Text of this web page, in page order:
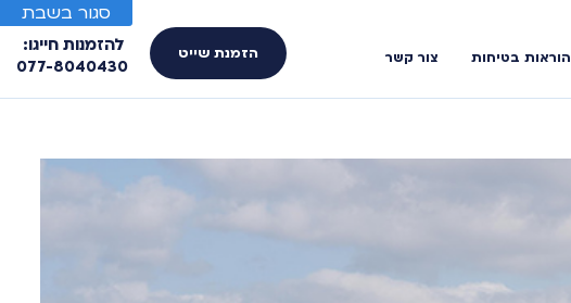
סגור בשבת
הזמנת שייט להזמנות חייגו:
077-8040430 הוראות בטיחות צור קשר